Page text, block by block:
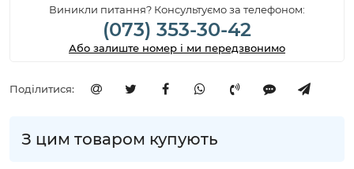
Виникли питання? Консультуємо за телефоном:
(073) 353-30-42
Або залиште номер і ми передзвонимо
Поділитися:
З цим товаром купують